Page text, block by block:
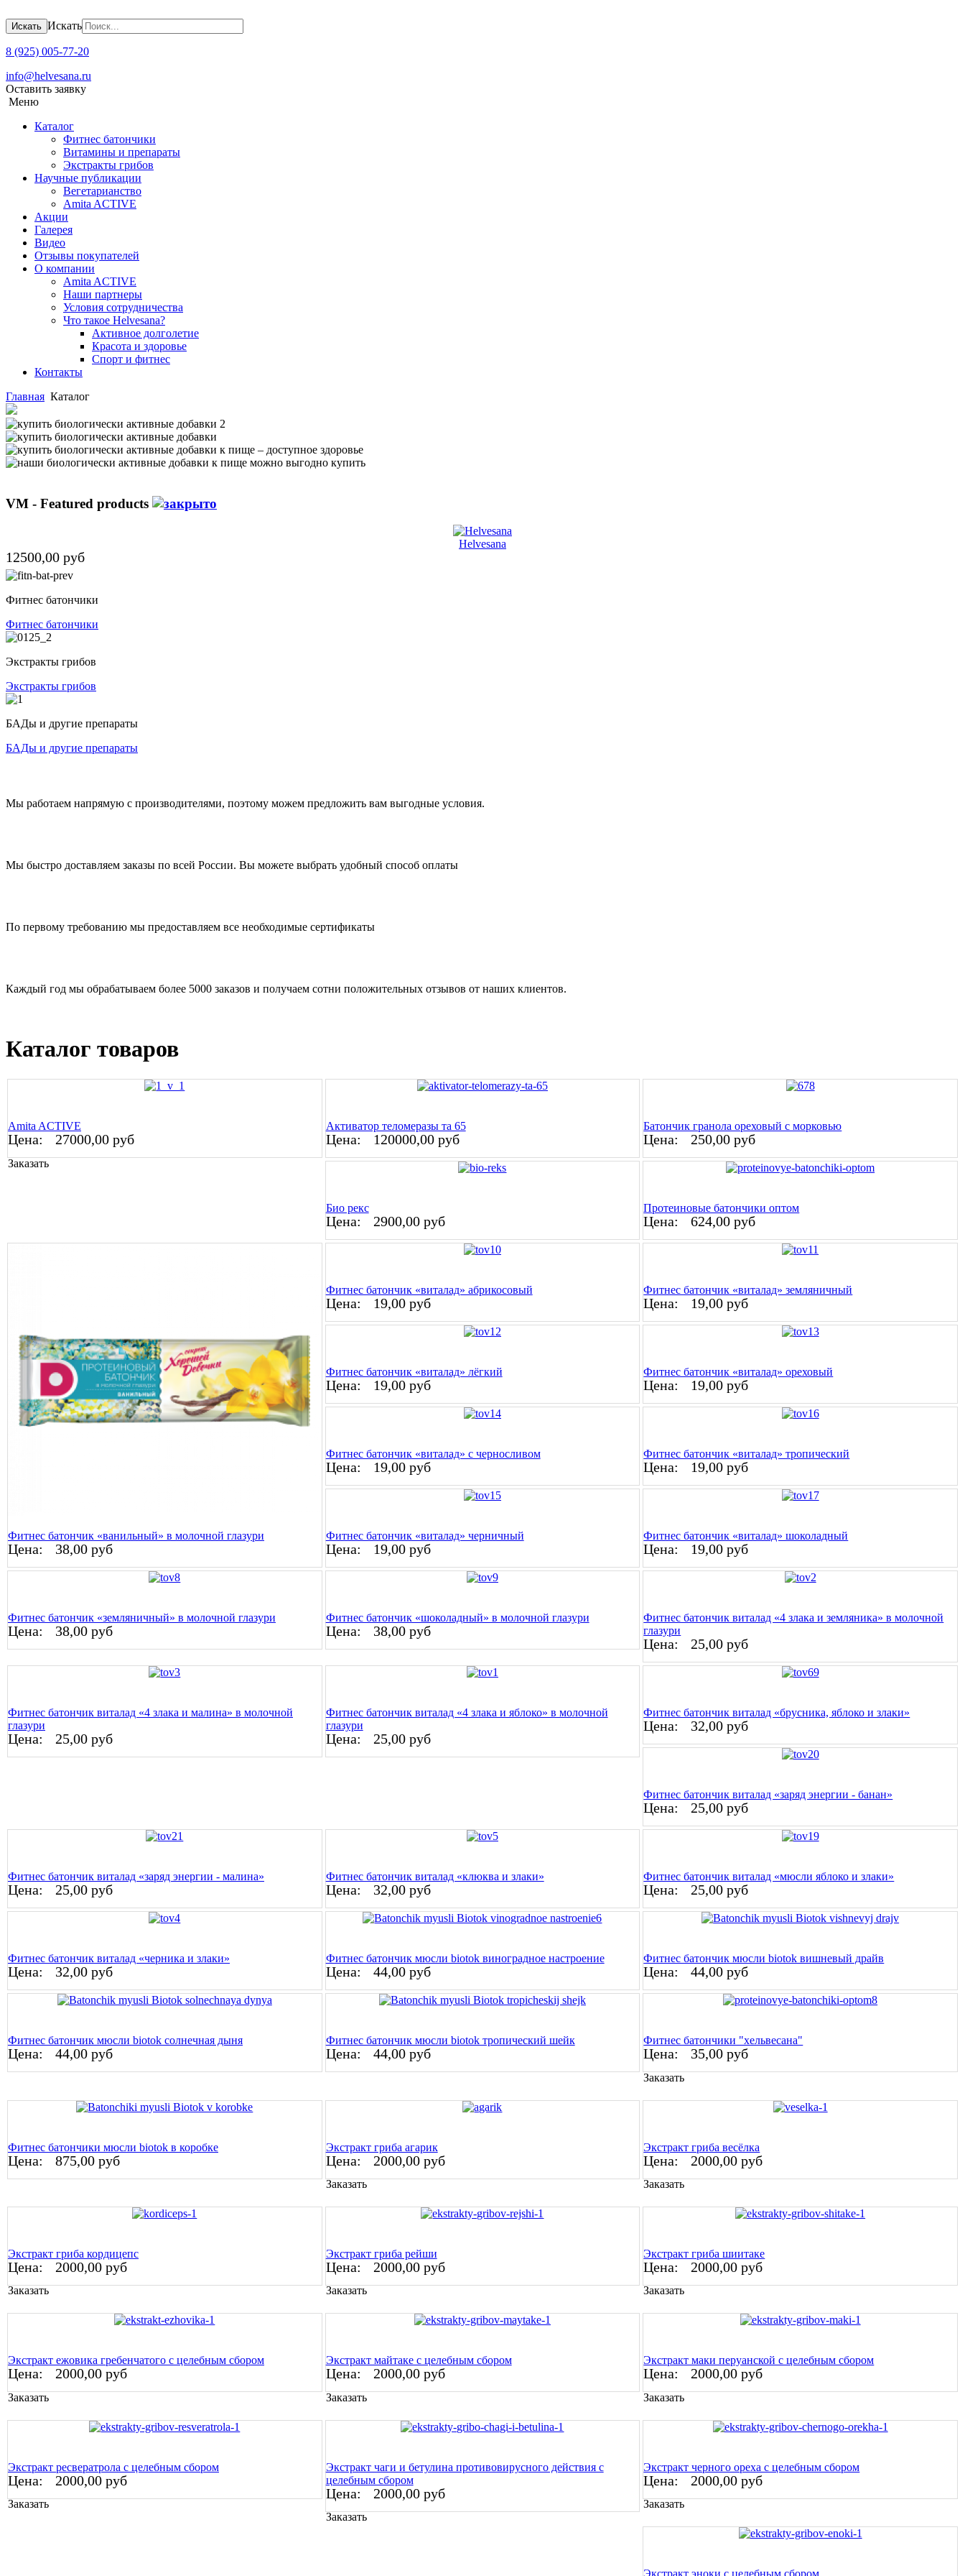
Искать Искать
8 (925) 005-77-20
info@helvesana.ru
Оставить заявку
Меню
Каталог
Фитнес батончики
Витамины и препараты
Экстракты грибов
Научные публикации
Вегетарианство
Amita ACTIVE
Акции
Галерея
Видео
Отзывы покупателей
О компании
Amita ACTIVЕ
Наши партнеры
Условия сотрудничества
Что такое Helvesana?
Активное долголетие
Красота и здоровье
Спорт и фитнес
Контакты
Главная Каталог
VM - Featured products
Helvesana
12500,00 руб
Фитнес батончики
Фитнес батончики
Экстракты грибов
Экстракты грибов
БАДы и другие препараты
БАДы и другие препараты
Мы работаем напрямую с производителями, поэтому можем предложить вам выгодные условия.
Мы быстро доставляем заказы по всей России. Вы можете выбрать удобный способ оплаты
По первому требованию мы предоставляем все необходимые сертификаты
Каждый год мы обрабатываем более 5000 заказов и получаем сотни положительных отзывов от наших клиентов.
Каталог товаров
Amita ACTIVE
Цена: 27000,00 руб
Заказать
Активатор теломеразы та 65
Цена: 120000,00 руб
Батончик гранола ореховый с морковью
Цена: 250,00 руб
Био рекс
Цена: 2900,00 руб
Протеиновые батончики оптом
Цена: 624,00 руб
Фитнес батончик «ванильный» в молочной глазури
Цена: 38,00 руб
Фитнес батончик «виталад» абрикосовый
Цена: 19,00 руб
Фитнес батончик «виталад» земляничный
Цена: 19,00 руб
Фитнес батончик «виталад» лёгкий
Цена: 19,00 руб
Фитнес батончик «виталад» ореховый
Цена: 19,00 руб
Фитнес батончик «виталад» с черносливом
Цена: 19,00 руб
Фитнес батончик «виталад» тропический
Цена: 19,00 руб
Фитнес батончик «виталад» черничный
Цена: 19,00 руб
Фитнес батончик «виталад» шоколадный
Цена: 19,00 руб
Фитнес батончик «земляничный» в молочной глазури
Цена: 38,00 руб
Фитнес батончик «шоколадный» в молочной глазури
Цена: 38,00 руб
Фитнес батончик виталад «4 злака и земляника» в молочной
глазури
Цена: 25,00 руб
Фитнес батончик виталад «4 злака и малина» в молочной
глазури
Цена: 25,00 руб
Фитнес батончик виталад «4 злака и яблоко» в молочной
глазури
Цена: 25,00 руб
Фитнес батончик виталад «брусника, яблоко и злаки»
Цена: 32,00 руб
Фитнес батончик виталад «заряд энергии - банан»
Цена: 25,00 руб
Фитнес батончик виталад «заряд энергии - малина»
Цена: 25,00 руб
Фитнес батончик виталад «клюква и злаки»
Цена: 32,00 руб
Фитнес батончик виталад «мюсли яблоко и злаки»
Цена: 25,00 руб
Фитнес батончик виталад «черника и злаки»
Цена: 32,00 руб
Фитнес батончик мюсли biotok виноградное настроение
Цена: 44,00 руб
Фитнес батончик мюсли biotok вишневый драйв
Цена: 44,00 руб
Фитнес батончик мюсли biotok солнечная дыня
Цена: 44,00 руб
Фитнес батончик мюсли biotok тропический шейк
Цена: 44,00 руб
Фитнес батончики "хельвесана"
Цена: 35,00 руб
Заказать
Фитнес батончики мюсли biotok в коробке
Цена: 875,00 руб
Экстракт гриба агарик
Цена: 2000,00 руб
Заказать
Экстракт гриба весёлка
Цена: 2000,00 руб
Заказать
Экстракт гриба кордицепс
Цена: 2000,00 руб
Заказать
Экстракт гриба рейши
Цена: 2000,00 руб
Заказать
Экстракт гриба шиитаке
Цена: 2000,00 руб
Заказать
Экстракт ежовика гребенчатого с целебным сбором
Цена: 2000,00 руб
Заказать
Экстракт майтаке с целебным сбором
Цена: 2000,00 руб
Заказать
Экстракт маки перуанской с целебным сбором
Цена: 2000,00 руб
Заказать
Экстракт ресвератрола с целебным сбором
Цена: 2000,00 руб
Заказать
Экстракт чаги и бетулина противовирусного действия с
целебным сбором
Цена: 2000,00 руб
Заказать
Экстракт черного ореха с целебным сбором
Цена: 2000,00 руб
Заказать
Экстракт эноки с целебным сбором